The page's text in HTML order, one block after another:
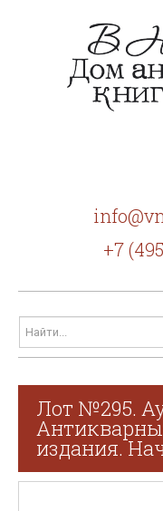
+7
Лот №295.
издания.